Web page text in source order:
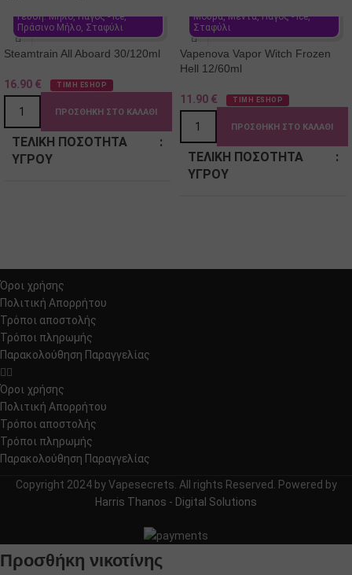
Γεύση: Μήλο, Πάγος - Ιce,
Πράσινο Μήλο, Σταφύλι
Steamtrain All Aboard 30/120ml
16.90 € ΤΙΜΗ ESHOP
ΠΡΟΣΘΉΚΗ ΣΤΟ ΚΑΛΆΘΙ
ΤΕΛΙΚΉ ΠΟΣΌΤΗΤΑ
ΥΓΡΟΎ
30
BRAND Steam Train
,
Πράσινο Μήλο
Σταφύλι
Μούρα, Μέντα, Πάγος - Ιce,
Σταφύλι
Vapenova Vapor Witch Frozen
Hell 12/60ml
11.90 € ΤΙΜΗ ESHOP
ΠΡΟΣΘΉΚΗ ΣΤΟ ΚΑΛΆΘΙ
ΤΕΛΙΚΉ ΠΟΣΌΤΗΤΑ
ΥΓΡΟΎ
Μέντα
Όροι χρήσης
Πολιτική Απορρήτου
Τρόποι αποστολής
Τρόποι πληρωμής
Παρακολούθηση Παραγγελίας
Όροι χρήσης
Πολιτική Απορρήτου
Τρόποι αποστολής
Τρόποι πληρωμής
Παρακολούθηση Παραγγελίας
Copyright 2024 by Vapesecrets. All rights Reserved. Powered by
Harris Thanos - Digital Solutions
Προσθήκη νικοτίνης